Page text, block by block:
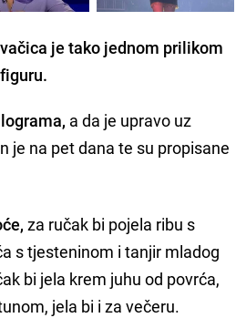
je tako jednom prilikom
a da je upravo uz
je na pet dana te su propisane
za ručak bi pojela ribu s
s tjesteninom i tanjir mladog
bi jela krem juhu od povrća,
jela bi i za večeru.